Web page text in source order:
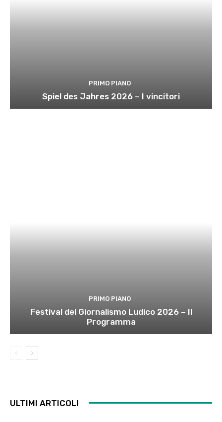
PRIMO PIANO
Spiel des Jahres 2026 – I vincitori
PRIMO PIANO
Festival del Giornalismo Ludico 2026 – Il
Programma
ULTIMI ARTICOLI